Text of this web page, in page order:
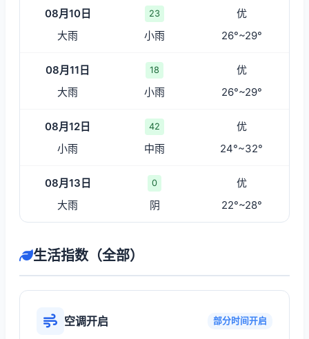
08月10日 23
优
大雨
小雨 26°~29°
08月11日 18
优
大雨
小雨 26°~29°
08月12日 42
优
小雨
中雨 24°~32°
08月13日 0
优
大雨
阴 22°~28°
生活指数（全部）
空调开启 部分时间开启